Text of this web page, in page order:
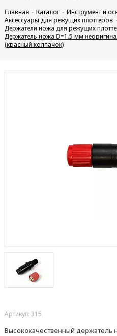
Главная Каталог
Инструмент и
Аксессуары для режущих плоттеров
Держатели ножа для режущих
Держатель ножа D=1.5 мм
(красный колпачок)
Артикул: 315
Высококачественный держатель